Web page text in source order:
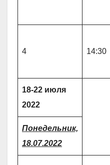
4 14:30
18-22 июля
2022
Понедельник,
18.07.2022